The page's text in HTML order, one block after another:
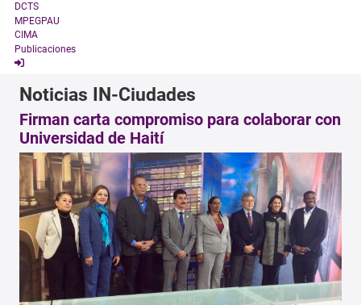
DCTS
MPEGPAU
CIMA
Publicaciones
Noticias IN-Ciudades
Firman carta compromiso para colaborar con
Universidad de Haití